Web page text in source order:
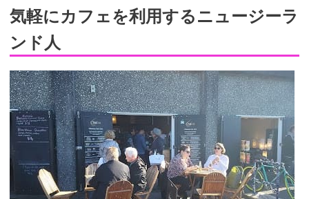
気軽にカフェを利用するニュージーラ
ンド人